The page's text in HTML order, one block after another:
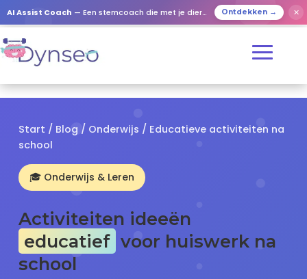
AI Assist Coach — Een stemcoach die met je dierbaren speelt Ontdekken → ✕
Start / Blog / Onderwijs / Educatieve activiteiten na
school
🎓 Onderwijs & Leren
Activiteiten ideeën
educatief voor huiswerk na
school